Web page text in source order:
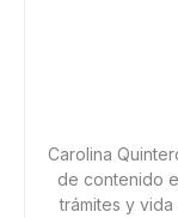
Carolina
de contenido
trámites y